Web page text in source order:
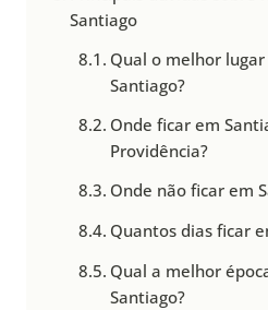
Santiago
Qual o melhor
Santiago?
Onde ficar em
Providência?
Onde não ficar em
Quantos dias ficar
Qual a melhor
Santiago?